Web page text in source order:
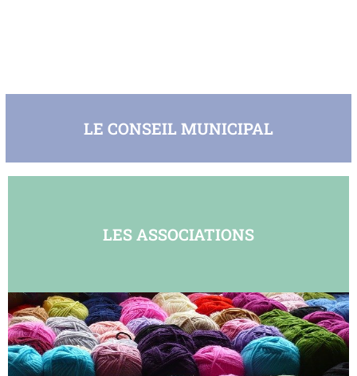
LE CONSEIL MUNICIPAL
LES ASSOCIATIONS